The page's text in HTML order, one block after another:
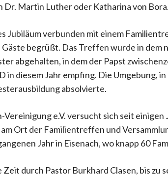
Dr. Martin Luther oder Katharina von Bora.
Jubiläum verbunden mit einem
begrüßt. Das Treffen wurde in dem
abgehalten, in dem der Papst
in diesem Jahr empfing. Die Umgebung,
absolvierte.
e.V. versucht sich seit einigen
Ort der Familientreffen und
Jahr in Eisenach, wo knapp 60
Zeit durch Pastor Burkhard Clasen, bis zu